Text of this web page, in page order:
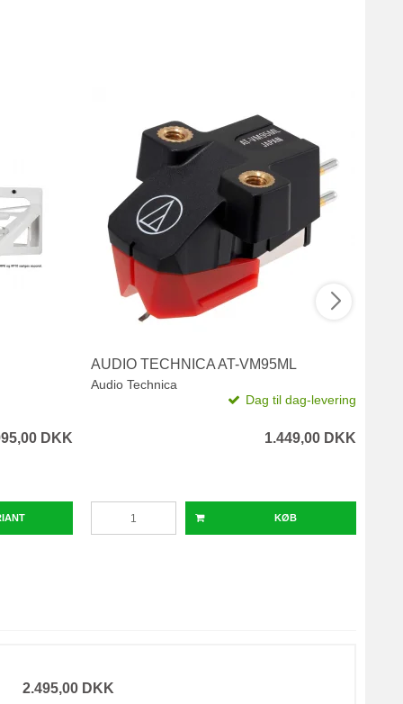
DKK
AUDIO TECHNICA AT-VM95ML
Audio Technica
Dag til dag-levering
1.449,00 DKK
KØB
2.495,00 DKK